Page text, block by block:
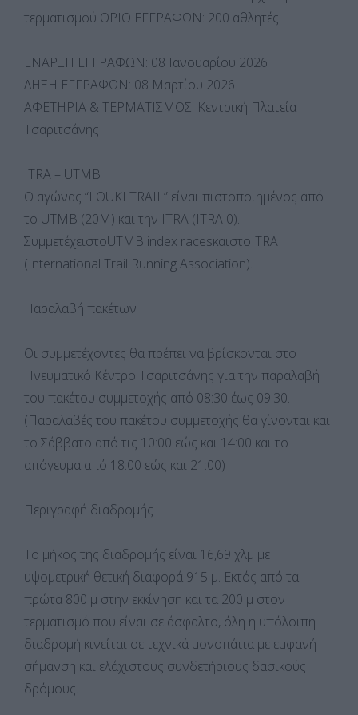
τερματισμού ΟΡΙΟ ΕΓΓΡΑΦΩΝ: 200 αθλητές
ΕΝΑΡΞΗ ΕΓΓΡΑΦΩΝ: 08 Ιανουαρίου 2026
ΛΗΞΗ ΕΓΓΡΑΦΩΝ: 08 Μαρτίου 2026
ΑΦΕΤΗΡΙΑ & ΤΕΡΜΑΤΙΣΜΟΣ: Κεντρική Πλατεία
Τσαριτσάνης
ITRA – UTMB
Ο αγώνας “LOUKI TRAIL” είναι πιστοποιημένος από
το UTMB (20M) και την ΙTRA (ITRA 0).
ΣυμμετέχειστοUTMB index racesκαιστοITRA
(International Trail Running Association).
Παραλαβή πακέτων
Οι συμμετέχοντες θα πρέπει να βρίσκονται στο
Πνευματικό Κέντρο Τσαριτσάνης για την παραλαβή
του πακέτου συμμετοχής από 08:30 έως 09:30.
(Παραλαβές του πακέτου συμμετοχής θα γίνονται και
το Σάββατο από τις 10:00 εώς και 14:00 και το
απόγευμα από 18:00 εώς και 21:00)
Περιγραφή διαδρομής
Το μήκος της διαδρομής είναι 16,69 χλμ με
υψομετρική θετική διαφορά 915 μ. Εκτός από τα
πρώτα 800 μ στην εκκίνηση και τα 200 μ στον
τερματισμό που είναι σε άσφαλτο, όλη η υπόλοιπη
διαδρομή κινείται σε τεχνικά μονοπάτια με εμφανή
σήμανση και ελάχιστους συνδετήριους δασικούς
δρόμους.